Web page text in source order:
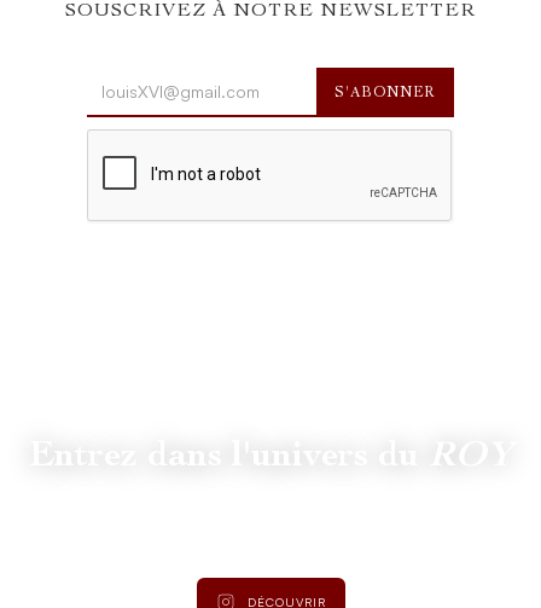
SOUSCRIVEZ À NOTRE NEWSLETTER
ROY
DÉCOUVRIR